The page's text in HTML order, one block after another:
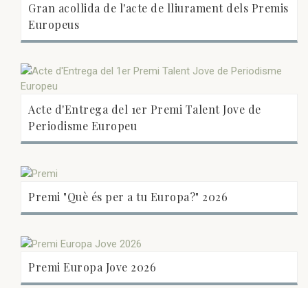
Gran acollida de l'acte de lliurament dels Premis
Europeus
Acte d'Entrega del 1er Premi Talent Jove de
Periodisme Europeu
Premi "Què és per a tu Europa?" 2026
Premi Europa Jove 2026